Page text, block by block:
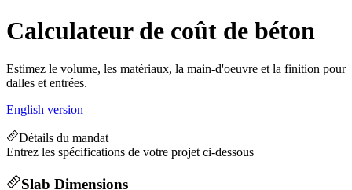
Calculateur de coût de béton
Estimez le volume, les matériaux, la main-d'oeuvre et la finition pour
dalles et entrées.
English version
Détails du mandat
Entrez les spécifications de votre projet ci-dessous
Slab Dimensions